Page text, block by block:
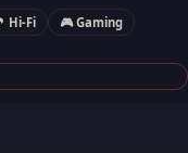
Hi-Fi
🎮 Gaming